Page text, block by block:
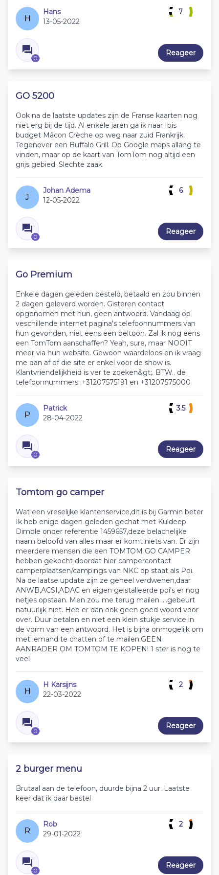
H
Hans
13-05-2022
0
7
Reageer
GO 5200
Ook na de laatste updates zijn de Franse kaarten nog
niet erg bij de tijd. Al enkele jaren ga ik naar Ibis
budget Mâcon Crèche op weg naar zuid Frankrijk.
Tegenover een Buffalo Grill. Op Google maps allang te
vinden, maar op de kaart van TomTom nog altijd een
grijs gebied. Slechte zaak.
J
Johan Adema
12-05-2022
0
6
Reageer
Go Premium
Enkele dagen geleden besteld, betaald en zou binnen
2 dagen geleverd worden. Gisteren contact
opgenomen met hun, geen antwoord. Vandaag op
veschillende internet pagina's telefoonnummers van
hun gevonden, niet eens een beltoon. Zal ik nog eens
een TomTom aanschaffen? Yeah, sure, maar NOOIT
meer via hun website. Gewoon waardeloos en ik vraag
me dan af of die site er enkel voor de show is.
Klantvriendelijkheid is ver te zoeken&gt;. BTW.. de
telefoonnummers: +31207575191 en +31207575000
P
Patrick
28-04-2022
0
3.5
Reageer
Tomtom go camper
Wat een vreselijke klantenservice,dit is bij Garmin beter
Ik heb enige dagen geleden gechat met Kuldeep
Dimble onder referentie 1459657,deze belachelijke
naam beloofd van alles maar er komt niets van. Er zijn
meerdere mensen die een TOMTOM GO CAMPER
hebben gekocht doordat hier campercontact
camperplaatsen/campings van NKC op staat als Poi.
Na de laatse update zijn ze geheel verdwenen,daar
ANWB,ACSI,ADAC en eigen geistalleerde poi's er nog
netjes opstaan. Men zou me terug mailen ....gebeurt
natuurlijk niet. Heb er dan ook geen goed woord voor
over. Duur betalen en niet een klein stukje service in
de vorm van een antwoord. Het is bijna onmogelijk om
met iemand te chatten of te mailen.GEEN
AANRADER OM TOMTOM TE KOPEN! 1 ster is nog te
veel
H
H Karsijns
22-03-2022
0
2
Reageer
2 burger menu
Brutaal aan de telefoon, duurde bijna 2 uur. Laatste
keer dat ik daar bestel
R
Rob
29-01-2022
0
2
Reageer